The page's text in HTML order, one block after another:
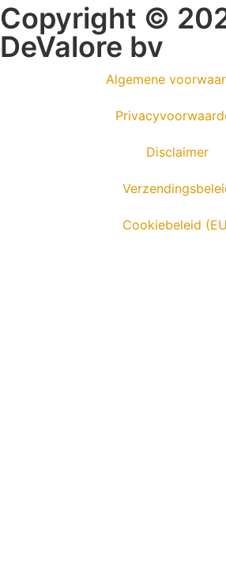
Copyright ©
DeValore bv
Algemene
Disclaimer
Cookiebeleid